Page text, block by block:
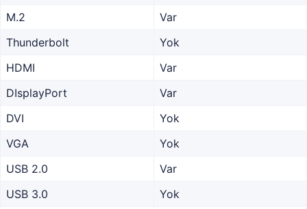
M.2
Var
Thunderbolt
Yok
HDMI
Var
DIsplayPort
Var
DVI
Yok
VGA
Yok
USB 2.0
Var
USB 3.0
Yok